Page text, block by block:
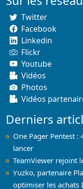
Twitter
Facebook
Linkedin
Flickr
Youtube
Vidéos
Photos
Vidéos
Derniers
One Pager Pentest
lancer
TeamViewer rejoint
Yuzko, partenaire
optimiser les achats